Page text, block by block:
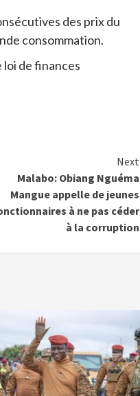
des prix du
consommation.
loi de finances
Next
Malabo: Obiang Nguéma
Mangue appelle de jeunes
à ne pas céder
à la corruption